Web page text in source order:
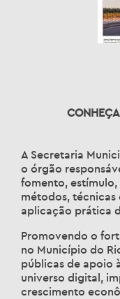
A Secretaria
o órgão
fomento,
métodos, técnicas
aplicação prática
Promovendo o
no Município do
públicas de apoio
universo digital,
crescimento